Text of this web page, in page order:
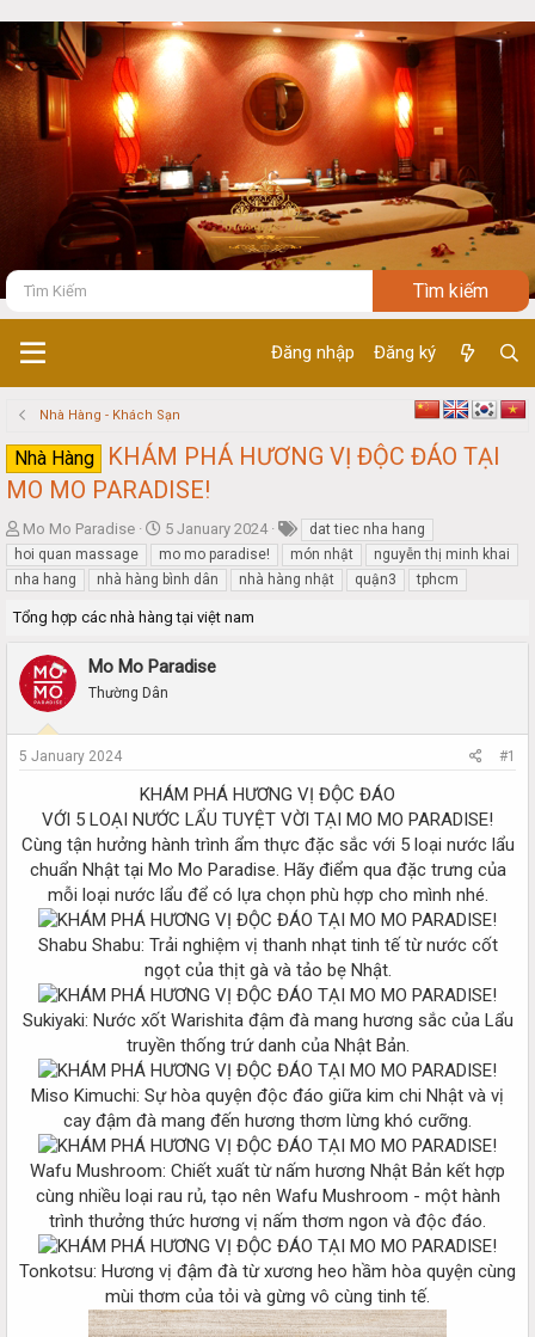
Đăng nhập Đăng ký
Nhà Hàng - Khách Sạn
Nhà Hàng
KHÁM PHÁ HƯƠNG VỊ ĐỘC ĐÁO TẠI
MO MO PARADISE!
T
h
r
e
a
t
a
e
Mo Mo Paradise
S
t
a
r
t
t
e
5 January 2024
dat tiec nha hang
hoi quan massage
mo mo paradise! món nhật
nguyễn thị minh khai
nha hang
nhà hàng bình dân nhà hàng nhật quận3 tphcm
Tổng hợp các nhà hàng tại việt nam
Mo Mo Paradise
Thường Dân
5 January 2024 #1
KHÁM PHÁ HƯƠNG VỊ ĐỘC ĐÁO
VỚI 5 LOẠI NƯỚC LẨU TUYỆT VỜI TẠI MO MO PARADISE!
Cùng tận hưởng hành trình ẩm thực đặc sắc với 5 loại nước lẩu
chuẩn Nhật tại Mo Mo Paradise. Hãy điểm qua đặc trưng của
mỗi loại nước lẩu để có lựa chọn phù hợp cho mình nhé.
Shabu Shabu: Trải nghiệm vị thanh nhạt tinh tế từ nước cốt
ngọt của thịt gà và tảo bẹ Nhật.
Sukiyaki: Nước xốt Warishita đậm đà mang hương sắc của Lẩu
truyền thống trứ danh của Nhật Bản.
Miso Kimuchi: Sự hòa quyện độc đáo giữa kim chi Nhật và vị
cay đậm đà mang đến hương thơm lừng khó cưỡng.
Wafu Mushroom: Chiết xuất từ nấm hương Nhật Bản kết hợp
cùng nhiều loại rau rủ, tạo nên Wafu Mushroom - một hành
trình thưởng thức hương vị nấm thơm ngon và độc đáo.
Tonkotsu: Hương vị đậm đà từ xương heo hầm hòa quyện cùng
mùi thơm của tỏi và gừng vô cùng tinh tế.